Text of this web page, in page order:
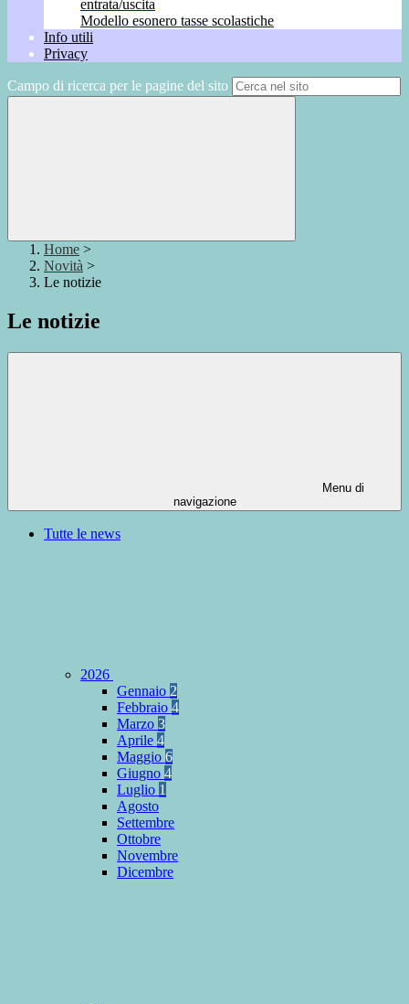
entrata/uscita
Modello esonero tasse scolastiche
Info utili
Privacy
Campo di ricerca per le pagine del sito
Home >
Novità >
Le notizie
Le notizie
Menu di
navigazione
Tutte le news
2026
Gennaio 2
Febbraio 4
Marzo 3
Aprile 4
Maggio 6
Giugno 4
Luglio 1
Agosto
Settembre
Ottobre
Novembre
Dicembre